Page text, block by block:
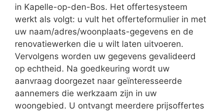
in Kapelle-op-den-Bos. Het offertesysteem
werkt als volgt: u vult het offerteformulier in met
uw naam/adres/woonplaats-gegevens en de
renovatiewerken die u wilt laten uitvoeren.
Vervolgens worden uw gegevens gevalideerd
op echtheid. Na goedkeuring wordt uw
aanvraag doorgezet naar geïnteresseerde
aannemers die werkzaam zijn in uw
woongebied. U ontvangt meerdere prijsoffertes